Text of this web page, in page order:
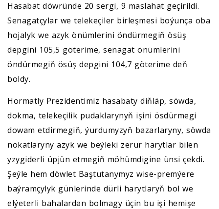
Hasabat döwründe 20 sergi, 9 maslahat geçirildi.
Senagatçylar we telekeçiler birleşmesi boýunça oba
hojalyk we azyk önümlerini öndürmegiň ösüş
depgini 105,5 göterime, senagat önümlerini
öndürmegiň ösüş depgini 104,7 göterime deň
boldy.
Hormatly Prezidentimiz hasabaty diňläp, söwda,
dokma, telekeçilik pudaklarynyň işini ösdürmegi
dowam etdirmegiň, ýurdumyzyň bazarlaryny, söwda
nokatlaryny azyk we beýleki zerur harytlar bilen
yzygiderli üpjün etmegiň möhümdigine ünsi çekdi.
Şeýle hem döwlet Baştutanymyz wise-premýere
baýramçylyk günlerinde dürli harytlaryň bol we
elýeterli bahalardan bolmagy üçin bu işi hemişe